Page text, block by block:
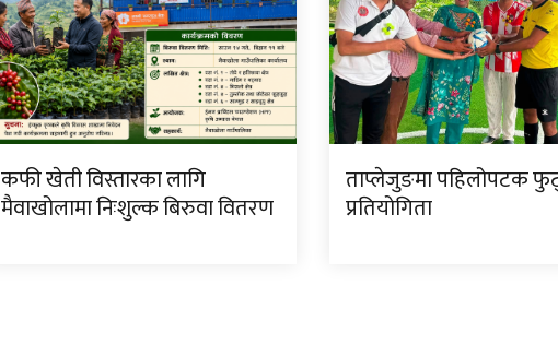
कफी खेती विस्तारका लागि
मैवाखोलामा निःशुल्क बिरुवा वितरण
ताप्लेजुङमा पहिलोपटक
प्रतियोगिता